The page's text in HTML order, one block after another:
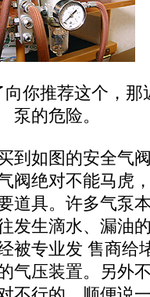
你推荐这个，那
泵的危险。
如图的安全气
阀绝对不能马虎
道具。许多气泵
发生滴水、漏油
被专业发 售商给
气压装置。另外